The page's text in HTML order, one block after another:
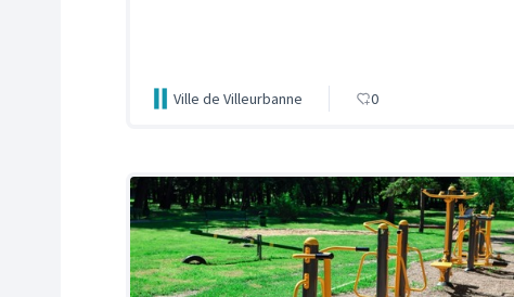
Ville de Villeurbanne 0